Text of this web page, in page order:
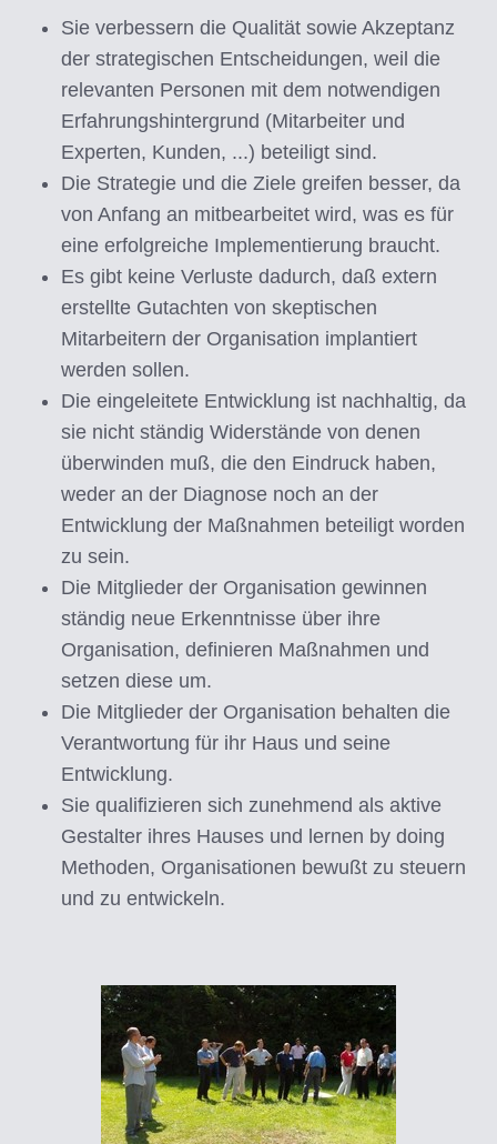
Sie verbessern die Qualität sowie Akzeptanz
der strategischen Entscheidungen, weil die
relevanten Personen mit dem notwendigen
Erfahrungshintergrund (Mitarbeiter und
Experten, Kunden, ...) beteiligt sind.
Die Strategie und die Ziele greifen besser, da
von Anfang an mitbearbeitet wird, was es für
eine erfolgreiche Implementierung braucht.
Es gibt keine Verluste dadurch, daß extern
erstellte Gutachten von skeptischen
Mitarbeitern der Organisation implantiert
werden sollen.
Die eingeleitete Entwicklung ist nachhaltig, da
sie nicht ständig Widerstände von denen
überwinden muß, die den Eindruck haben,
weder an der Diagnose noch an der
Entwicklung der Maßnahmen beteiligt worden
zu sein.
Die Mitglieder der Organisation gewinnen
ständig neue Erkenntnisse über ihre
Organisation, definieren Maßnahmen und
setzen diese um.
Die Mitglieder der Organisation behalten die
Verantwortung für ihr Haus und seine
Entwicklung.
Sie qualifizieren sich zunehmend als aktive
Gestalter ihres Hauses und lernen by doing
Methoden, Organisationen bewußt zu steuern
und zu entwickeln.